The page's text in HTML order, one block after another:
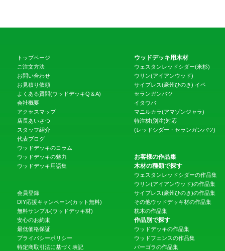
トップページ
ご注文方法
お問い合わせ
お見積り依頼
よくある質問(ウッドデッキQ＆A)
会社概要
アクセスマップ
店長あいさつ
スタッフ紹介
代表ブログ
ウッドデッキのコラム
ウッドデッキの魅力
ウッドデッキ用語集
会員登録
DIY応援キャンペーン(カット無料)
無料サンプル(ウッドデッキ材)
安心のお約束
最低価格保証
プライバシーポリシー
特定商取引法に基づく表記
ウッドデッキ用木材
ウェスタンレッドシダー(米杉)
ウリン(アイアンウッド)
サイプレス(豪州ひのき) イペ
セランガンバツ
イタウバ
マニルカラ(アマゾンジャラ)
特注材(別注)対応
(レッドシダー・セランガンバツ)
お客様の作品集
木材の種類で探す
ウェスタンレッドシダーの作品集
ウリン(アイアンウッド)の作品集
サイプレス(豪州ひのき)の作品集
その他ウッドデッキ材の作品集
枕木の作品集
作品別で探す
ウッドデッキの作品集
ウッドフェンスの作品集
パーゴラの作品集